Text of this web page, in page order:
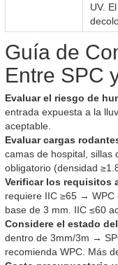
UV.
Guía de
Entre SPC
Evaluar el riesgo de
entrada expuesta a la
aceptable.
Evaluar cargas
camas de hospital,
obligatorio (densidad
Verificar los requisitos
requiere IIC ≥65 → WPC
base de 3 mm. IIC ≤60
Considere el estado
dentro de 3mm/3m →
recomienda WPC. Más